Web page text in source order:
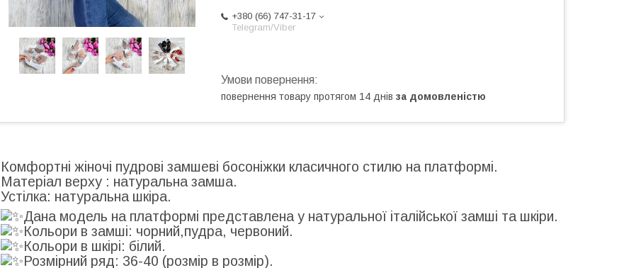
+380 (66) 747-31-17
Telegram/Viber
повернення товару протягом 14 днів за домовленістю
Комфортні жіночі пудрові замшеві босоніжки класичного стилю на платформі.
Матеріал верху : натуральна замша.
Устілка: натуральна шкіра.
Дана модель на платформі представлена у натуральної італійської замші та шкіри.
Кольори в замші: чорний,пудра, червоний.
Кольори в шкірі: білий.
Розмірний ряд: 36-40 (розмір в розмір).